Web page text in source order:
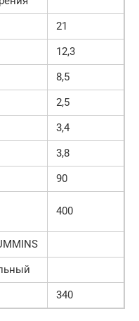
21
12,3
8,5
2,5
3,4
3,8
90
400
340